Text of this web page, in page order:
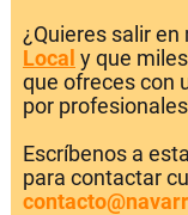
¿Quieres salir
Local y que
que ofreces con
por
Escríbenos a
para contactar